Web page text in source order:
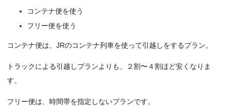
コンテナ便を使う
フリー便を使う
コンテナ便は、JRのコンテナ列車を使って引越しをするプラン。
トラックによる引越しプランよりも、２割〜４割ほど安くなりま
す。
フリー便は、時間帯を指定しないプランです。